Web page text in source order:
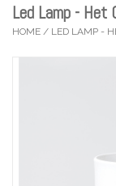
Lifestyle
Led Lamp - Het
HOME / LED LAMP -